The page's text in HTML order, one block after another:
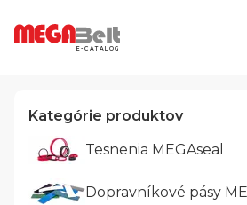
E-CATALOG
Kategórie produktov
Tesnenia MEGAseal